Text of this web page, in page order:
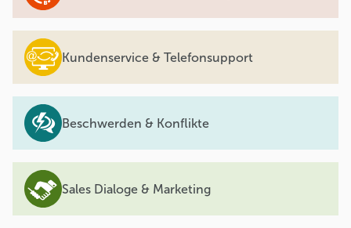
Kundenservice & Telefonsupport
Beschwerden & Konflikte
Sales Dialoge & Marketing